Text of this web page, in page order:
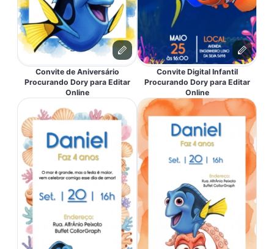
Convite de Aniversário
Procurando Dory para Editar
Online
Convite Digital Infantil
Procurando Dory para Editar
Online